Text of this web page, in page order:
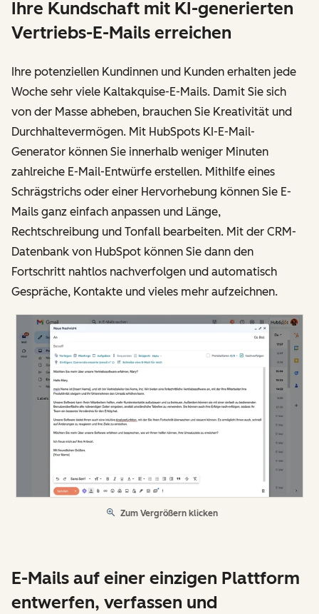
Ihre Kundschaft mit KI-generierten
Vertriebs-E-Mails erreichen
Ihre potenziellen Kundinnen und Kunden erhalten jede
Woche sehr viele Kaltakquise-E-Mails. Damit Sie sich
von der Masse abheben, brauchen Sie Kreativität und
Durchhaltevermögen. Mit HubSpots KI-E-Mail-
Generator können Sie innerhalb weniger Minuten
zahlreiche E-Mail-Entwürfe erstellen. Mithilfe eines
Schrägstrichs oder einer Hervorhebung können Sie E-
Mails ganz einfach anpassen und Länge,
Rechtschreibung und Tonfall bearbeiten. Mit der CRM-
Datenbank von HubSpot können Sie dann den
Fortschritt nahtlos nachverfolgen und automatisch
Gespräche, Kontakte und vieles mehr aufzeichnen.
Zum Vergrößern klicken
E-Mails auf einer einzigen Plattform
entwerfen, verfassen und